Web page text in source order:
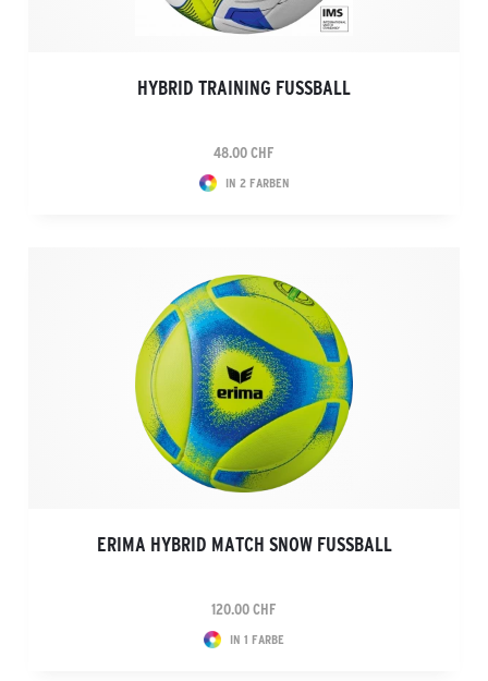
HYBRID TRAINING FUSSBALL
48.00 CHF
IN 2 FARBEN
ERIMA HYBRID MATCH SNOW FUSSBALL
120.00 CHF
IN 1 FARBE